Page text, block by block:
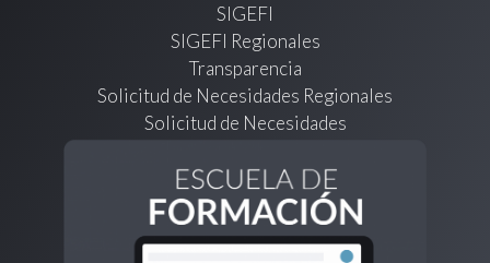
SIGEFI
SIGEFI Regionales
Transparencia
Solicitud de Necesidades Regionales
Solicitud de Necesidades